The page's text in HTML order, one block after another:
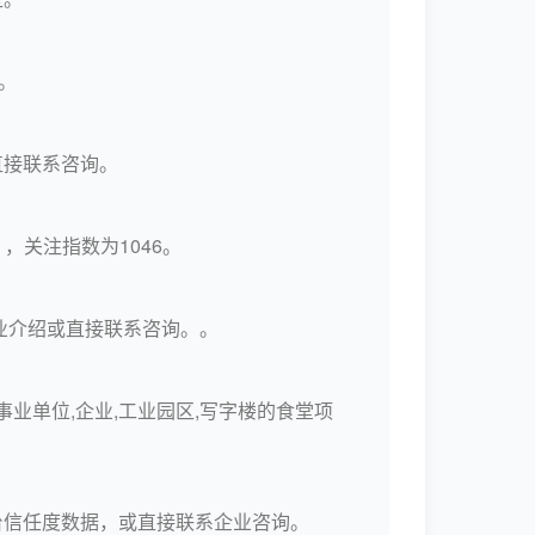
联系咨询。
关注指数为1046。
绍或直接联系咨询。。
业单位,企业,工业园区,写字楼的食堂项
任度数据，或直接联系企业咨询。